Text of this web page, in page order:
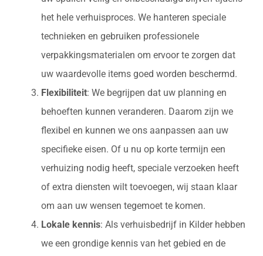
het hele verhuisproces. We hanteren speciale
technieken en gebruiken professionele
verpakkingsmaterialen om ervoor te zorgen dat
uw waardevolle items goed worden beschermd.
Flexibiliteit: We begrijpen dat uw planning en
behoeften kunnen veranderen. Daarom zijn we
flexibel en kunnen we ons aanpassen aan uw
specifieke eisen. Of u nu op korte termijn een
verhuizing nodig heeft, speciale verzoeken heeft
of extra diensten wilt toevoegen, wij staan klaar
om aan uw wensen tegemoet te komen.
Lokale kennis: Als verhuisbedrijf in Kilder hebben
we een grondige kennis van het gebied en de